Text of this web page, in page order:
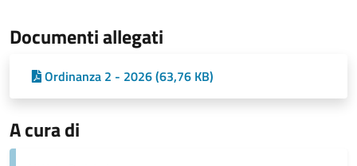
Documenti allegati
Ordinanza 2 - 2026 (63,76 KB)
A cura di